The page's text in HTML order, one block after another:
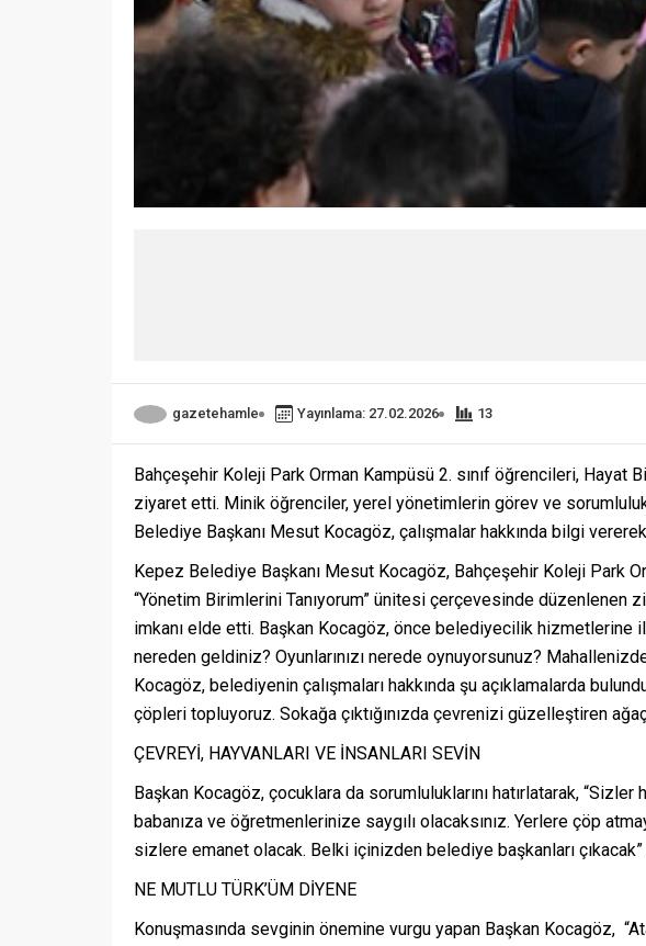
gazetehamle Yayınlama: 27.02.2026 13
Bahçeşehir Koleji Park Orman Kampüsü 2. sınıf öğrencileri, Hayat
ziyaret etti. Minik öğrenciler, yerel yönetimlerin görev ve
Belediye Başkanı Mesut Kocagöz, çalışmalar hakkında bilgi
Kepez Belediye Başkanı Mesut Kocagöz, Bahçeşehir Koleji Park
“Yönetim Birimlerini Tanıyorum” ünitesi çerçevesinde düzenlenen
imkanı elde etti. Başkan Kocagöz, önce belediyecilik hizmetlerine
nereden geldiniz? Oyunlarınızı nerede oynuyorsunuz?
Kocagöz, belediyenin çalışmaları hakkında şu açıklamalarda
çöpleri topluyoruz. Sokağa çıktığınızda çevrenizi güzelleştiren
ÇEVREYİ, HAYVANLARI VE İNSANLARI SEVİN
Başkan Kocagöz, çocuklara da sorumluluklarını hatırlatarak,
babanıza ve öğretmenlerinize saygılı olacaksınız. Yerlere çöp
sizlere emanet olacak. Belki içinizden belediye başkanları
NE MUTLU TÜRK’ÜM DİYENE
Konuşmasında sevginin önemine vurgu yapan Başkan Kocagöz,